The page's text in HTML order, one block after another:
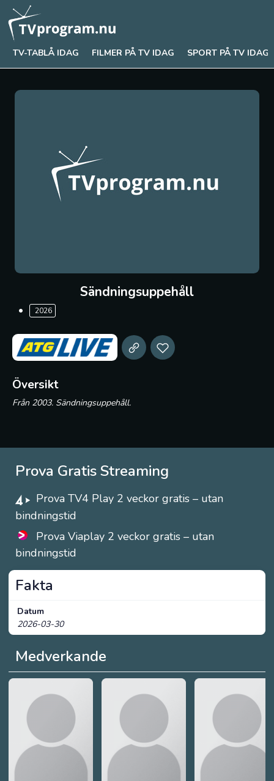
TV-TABLÅ IDAG FILMER PÅ TV IDAG SPORT PÅ TV IDAG
Sändningsuppehåll
2026
Översikt
Från 2003. Sändningsuppehåll.
Prova Gratis Streaming
Prova TV4 Play 2 veckor gratis – utan
bindningstid
Prova Viaplay 2 veckor gratis – utan
bindningstid
Medverkande
Fakta
Datum
2026-03-30